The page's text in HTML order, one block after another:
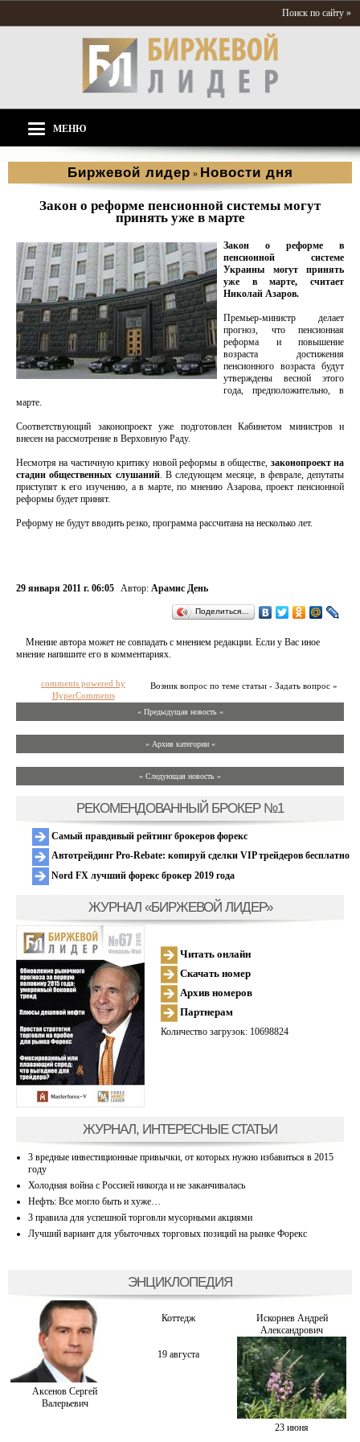
Поиск по сайту »
МЕНЮ
Биржевой лидер » Новости дня
Закон о реформе пенсионной системы могут
принять уже в марте
Закон о реформе в
пенсионной системе
Украины могут принять
уже в марте, считает
Николай Азаров.
Премьер-министр делает
прогноз, что пенсионная
реформа и повышение
возраста достижения
пенсионного возраста будут
утверждены весной этого
года, предположительно, в
марте.
Соответствующий законопроект уже подготовлен Кабинетом министров и
внесен на рассмотрение в Верховную Раду.
Несмотря на частичную критику новой реформы в обществе, законопроект на
стадии общественных слушаний. В следующем месяце, в феврале, депутаты
приступят к его изучению, а в марте, по мнению Азарова, проект пенсионной
реформы будет принят.
Реформу не будут вводить резко, программа рассчитана на несколько лет.
29 января 2011 г. 06:05 Автор: Арамис День
Поделиться…
Мнение автора может не совпадать с мнением редакции. Если у Вас иное
мнение напишите его в комментариях.
Возник вопрос по теме статьи - Задать вопрос »
comments powered by
HyperComments
« Предыдущая новость «
» Архив категории «
» Следующая новость »
РЕКОМЕНДОВАННЫЙ БРОКЕР №1
Самый правдивый рейтинг брокеров форекс
Автотрейдинг Pro-Rebate: копируй сделки VIP трейдеров бесплатно
Nord FX лучший форекс брокер 2019 года
ЖУРНАЛ «БИРЖЕВОЙ ЛИДЕР»
Читать онлайн
Скачать номер
Архив номеров
Партнерам
Количество загрузок: 10698824
ЖУРНАЛ, ИНТЕРЕСНЫЕ СТАТЬИ
3 вредные инвестиционные привычки, от которых нужно избавиться в 2015
году
Холодная война с Россией никогда и не заканчивалась
Нефть: Все могло быть и хуже…
3 правила для успешной торговли мусорными акциями
Лучший вариант для убыточных торговых позиций на рынке Форекс
ЭНЦИКЛОПЕДИЯ
Аксенов Сергей
Валерьевич
Коттедж
Искорнев Андрей
Александрович
19 августа
23 июня